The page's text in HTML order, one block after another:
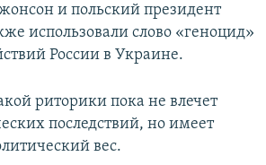
и польский президент
использовали слово «геноцид»
России в Украине.
риторики пока не влечет
последствий, но имеет
вес.